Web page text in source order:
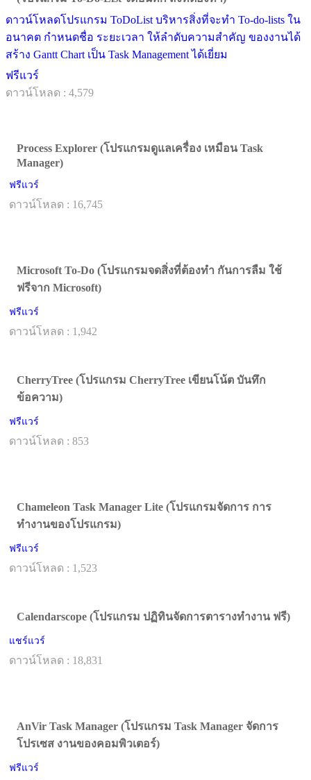
ดาวน์โหลดโปรแกรม ToDoList บริหารสิ่งที่จะทำ To-do-lists ใน
อนาคต กำหนดชื่อ ระยะเวลา ให้ลำดับความสำคัญ ของงานได้
สร้าง Gantt Chart เป็น Task Management ได้เยี่ยม
ฟรีแวร์
ดาวน์โหลด : 4,579
Process Explorer (โปรแกรมดูแลเครื่อง เหมือน Task
Manager)
ฟรีแวร์
ดาวน์โหลด : 16,745
Microsoft To-Do (โปรแกรมจดสิ่งที่ต้องทำ กันการลืม ใช้
ฟรีจาก Microsoft)
ฟรีแวร์
ดาวน์โหลด : 1,942
CherryTree (โปรแกรม CherryTree เขียนโน้ต บันทึก
ข้อความ)
ฟรีแวร์
ดาวน์โหลด : 853
Chameleon Task Manager Lite (โปรแกรมจัดการ การ
ทำงานของโปรแกรม)
ฟรีแวร์
ดาวน์โหลด : 1,523
Calendarscope (โปรแกรม ปฏิทินจัดการตารางทำงาน ฟรี)
แชร์แวร์
ดาวน์โหลด : 18,831
AnVir Task Manager (โปรแกรม Task Manager จัดการ
โปรเซส งานของคอมพิวเตอร์)
ฟรีแวร์